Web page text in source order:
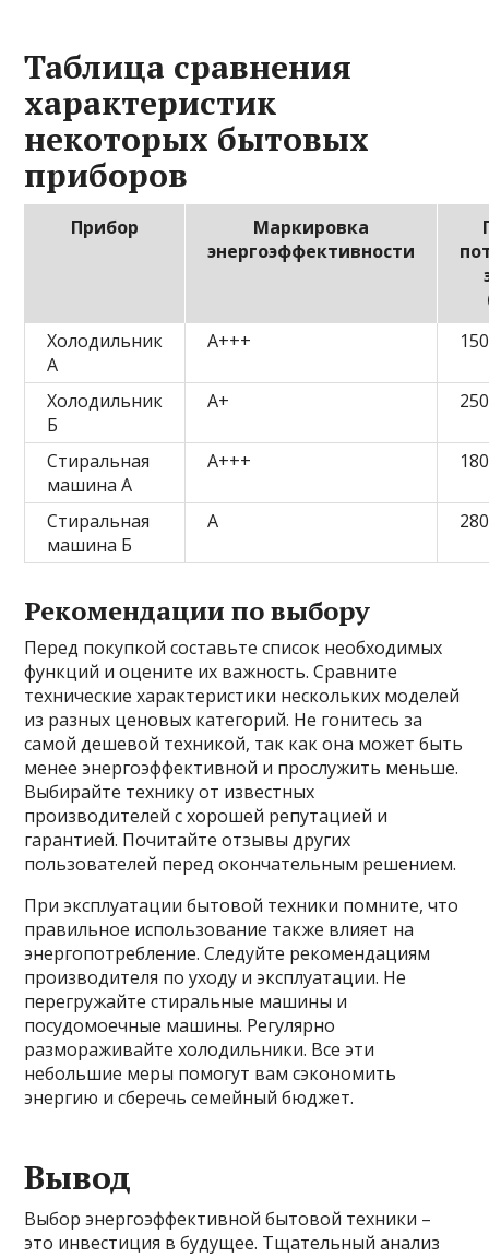
Таблица сравнения
характеристик
некоторых бытовых
приборов
Прибор
Маркировка
энергоэффективности
Холодильник
А
A+++ 150
Холодильник
Б
A+ 250
Стиральная
машина А
A+++ 180
Стиральная
машина Б
A 280
Рекомендации по выбору
Перед покупкой составьте список необходимых
функций и оцените их важность. Сравните
технические характеристики нескольких моделей
из разных ценовых категорий. Не гонитесь за
самой дешевой техникой, так как она может быть
менее энергоэффективной и прослужить меньше.
Выбирайте технику от известных
производителей с хорошей репутацией и
гарантией. Почитайте отзывы других
пользователей перед окончательным решением.
При эксплуатации бытовой техники помните, что
правильное использование также влияет на
энергопотребление. Следуйте рекомендациям
производителя по уходу и эксплуатации. Не
перегружайте стиральные машины и
посудомоечные машины. Регулярно
размораживайте холодильники. Все эти
небольшие меры помогут вам сэкономить
энергию и сберечь семейный бюджет.
Вывод
Выбор энергоэффективной бытовой техники –
это инвестиция в будущее. Тщательный анализ